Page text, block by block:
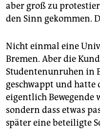
aber groß zu
den Sinn gekommen.
Nicht einmal eine
Bremen. Aber die
Studentenunruhen in
geschwappt und hatte
eigentlich Bewegende
sondern dass etwas
später eine beteiligte